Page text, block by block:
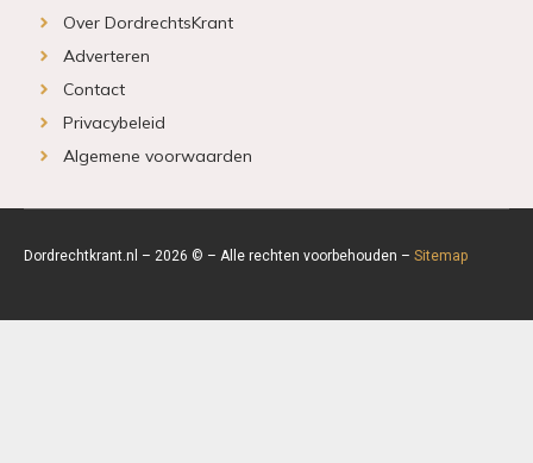
Over DordrechtsKrant
Adverteren
Contact
Privacybeleid
Algemene voorwaarden
Dordrechtkrant.nl – 2026 © – Alle rechten voorbehouden – Sitemap